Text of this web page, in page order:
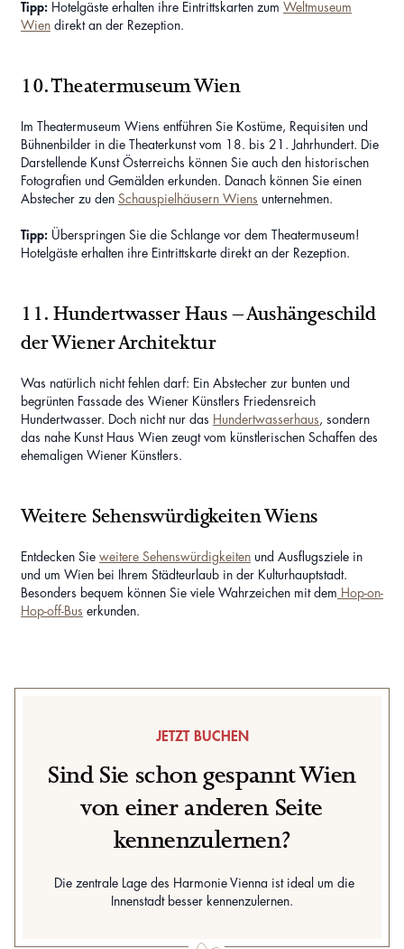
Tipp: Hotelgäste erhalten ihre Eintrittskarten zum Weltmuseum
Wien direkt an der Rezeption.
10. Theatermuseum Wien
Im Theatermuseum Wiens entführen Sie Kostüme, Requisiten und
Bühnenbilder in die Theaterkunst vom 18. bis 21. Jahrhundert. Die
Darstellende Kunst Österreichs können Sie auch den historischen
Fotografien und Gemälden erkunden. Danach können Sie einen
Abstecher zu den Schauspielhäusern Wiens unternehmen.
Tipp: Überspringen Sie die Schlange vor dem Theatermuseum!
Hotelgäste erhalten ihre Eintrittskarte direkt an der Rezeption.
11. Hundertwasser Haus – Aushängeschild
der Wiener Architektur
Was natürlich nicht fehlen darf: Ein Abstecher zur bunten und
begrünten Fassade des Wiener Künstlers Friedensreich
Hundertwasser. Doch nicht nur das Hundertwasserhaus , sondern
das nahe Kunst Haus Wien zeugt vom künstlerischen Schaffen des
ehemaligen Wiener Künstlers.
Weitere Sehenswürdigkeiten Wiens
Entdecken Sie weitere Sehenswürdigkeiten und Ausflugsziele in
und um Wien bei Ihrem Städteurlaub in der Kulturhauptstadt.
Besonders bequem können Sie viele Wahrzeichen mit dem Hop-on-
Hop-off-Bus erkunden.
JETZT BUCHEN
Sind Sie schon gespannt Wien
von einer anderen Seite
kennenzulernen?
Die zentrale Lage des Harmonie Vienna ist ideal um die
Innenstadt besser kennenzulernen.